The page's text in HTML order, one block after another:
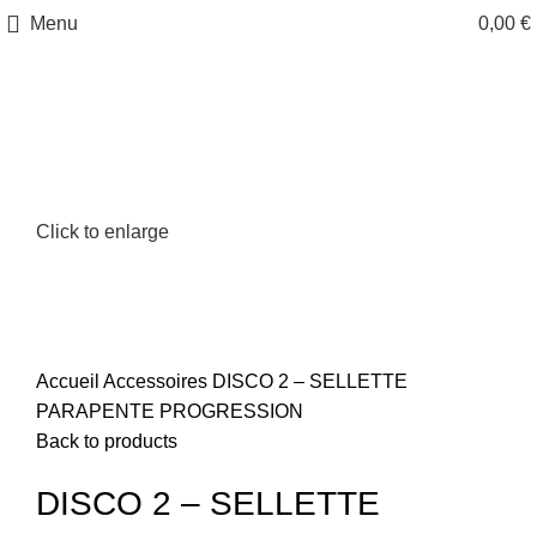
Menu 0,00 €
Click to enlarge
Accueil Accessoires DISCO 2 – SELLETTE
PARAPENTE PROGRESSION
Back to products
DISCO 2 – SELLETTE